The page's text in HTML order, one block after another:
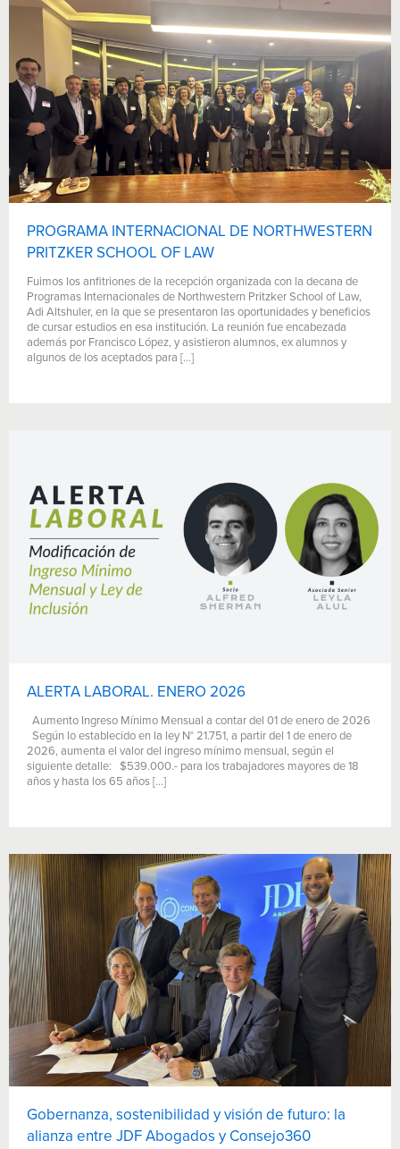
PROGRAMA INTERNACIONAL DE NORTHWESTERN
PRITZKER SCHOOL OF LAW
Fuimos los anfitriones de la recepción organizada con la decana de
Programas Internacionales de Northwestern Pritzker School of Law,
Adi Altshuler, en la que se presentaron las oportunidades y beneficios
de cursar estudios en esa institución. La reunión fue encabezada
además por Francisco López, y asistieron alumnos, ex alumnos y
algunos de los aceptados para […]
ALERTA LABORAL. ENERO 2026
Aumento Ingreso Mínimo Mensual a contar del 01 de enero de 2026
Según lo establecido en la ley N° 21.751, a partir del 1 de enero de
2026, aumenta el valor del ingreso mínimo mensual, según el
siguiente detalle: $539.000.- para los trabajadores mayores de 18
años y hasta los 65 años […]
Gobernanza, sostenibilidad y visión de futuro: la
alianza entre JDF Abogados y Consejo360